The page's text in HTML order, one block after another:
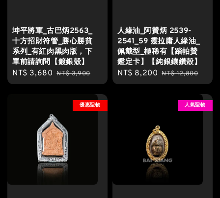
坤平將軍_古巴炳2563_
十方招財符管_勝心勝貧
系列_有紅肉黑肉版，下
單前請詢問【鍍銀殼】
Sale
price
NT$ 3,680 Regular
price
NT$ 3,900
人緣油_阿贊炳 2539-
2541_59 靈拉庸人緣油_
佩戴型_極稀有【踏帕贊
鑑定卡】【純銀鑲鑽殼】
Sale
price
NT$ 8,200 Regular
price
NT$ 12,800
優惠聖物 人氣聖物